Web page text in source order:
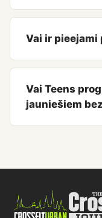
Vai ir
Vai Teens
jauniešiem